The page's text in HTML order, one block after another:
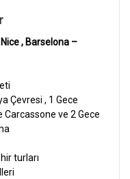
, Barselona –
Çevresi , 1 Gece
Carcassone ve 2 Gece
turları